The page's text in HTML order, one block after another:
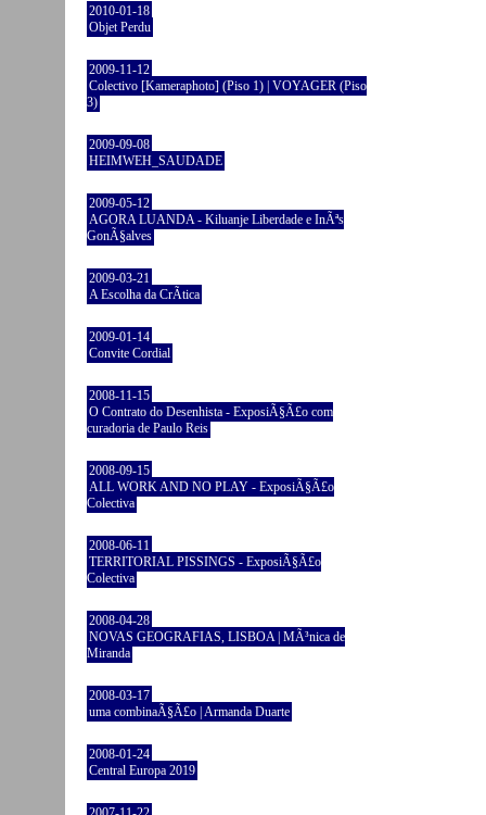
2010-01-18
Objet Perdu
2009-11-12
Colectivo [Kameraphoto] (Piso 1) | VOYAGER (Piso
3)
2009-09-08
HEIMWEH_SAUDADE
2009-05-12
AGORA LUANDA - Kiluanje Liberdade e InÃªs
GonÃ§alves
2009-03-21
A Escolha da CrÃ­tica
2009-01-14
Convite Cordial
2008-11-15
O Contrato do Desenhista - ExposiÃ§Ã£o com
curadoria de Paulo Reis
2008-09-15
ALL WORK AND NO PLAY - ExposiÃ§Ã£o
Colectiva
2008-06-11
TERRITORIAL PISSINGS - ExposiÃ§Ã£o
Colectiva
2008-04-28
NOVAS GEOGRAFIAS, LISBOA | MÃ³nica de
Miranda
2008-03-17
uma combinaÃ§Ã£o | Armanda Duarte
2008-01-24
Central Europa 2019